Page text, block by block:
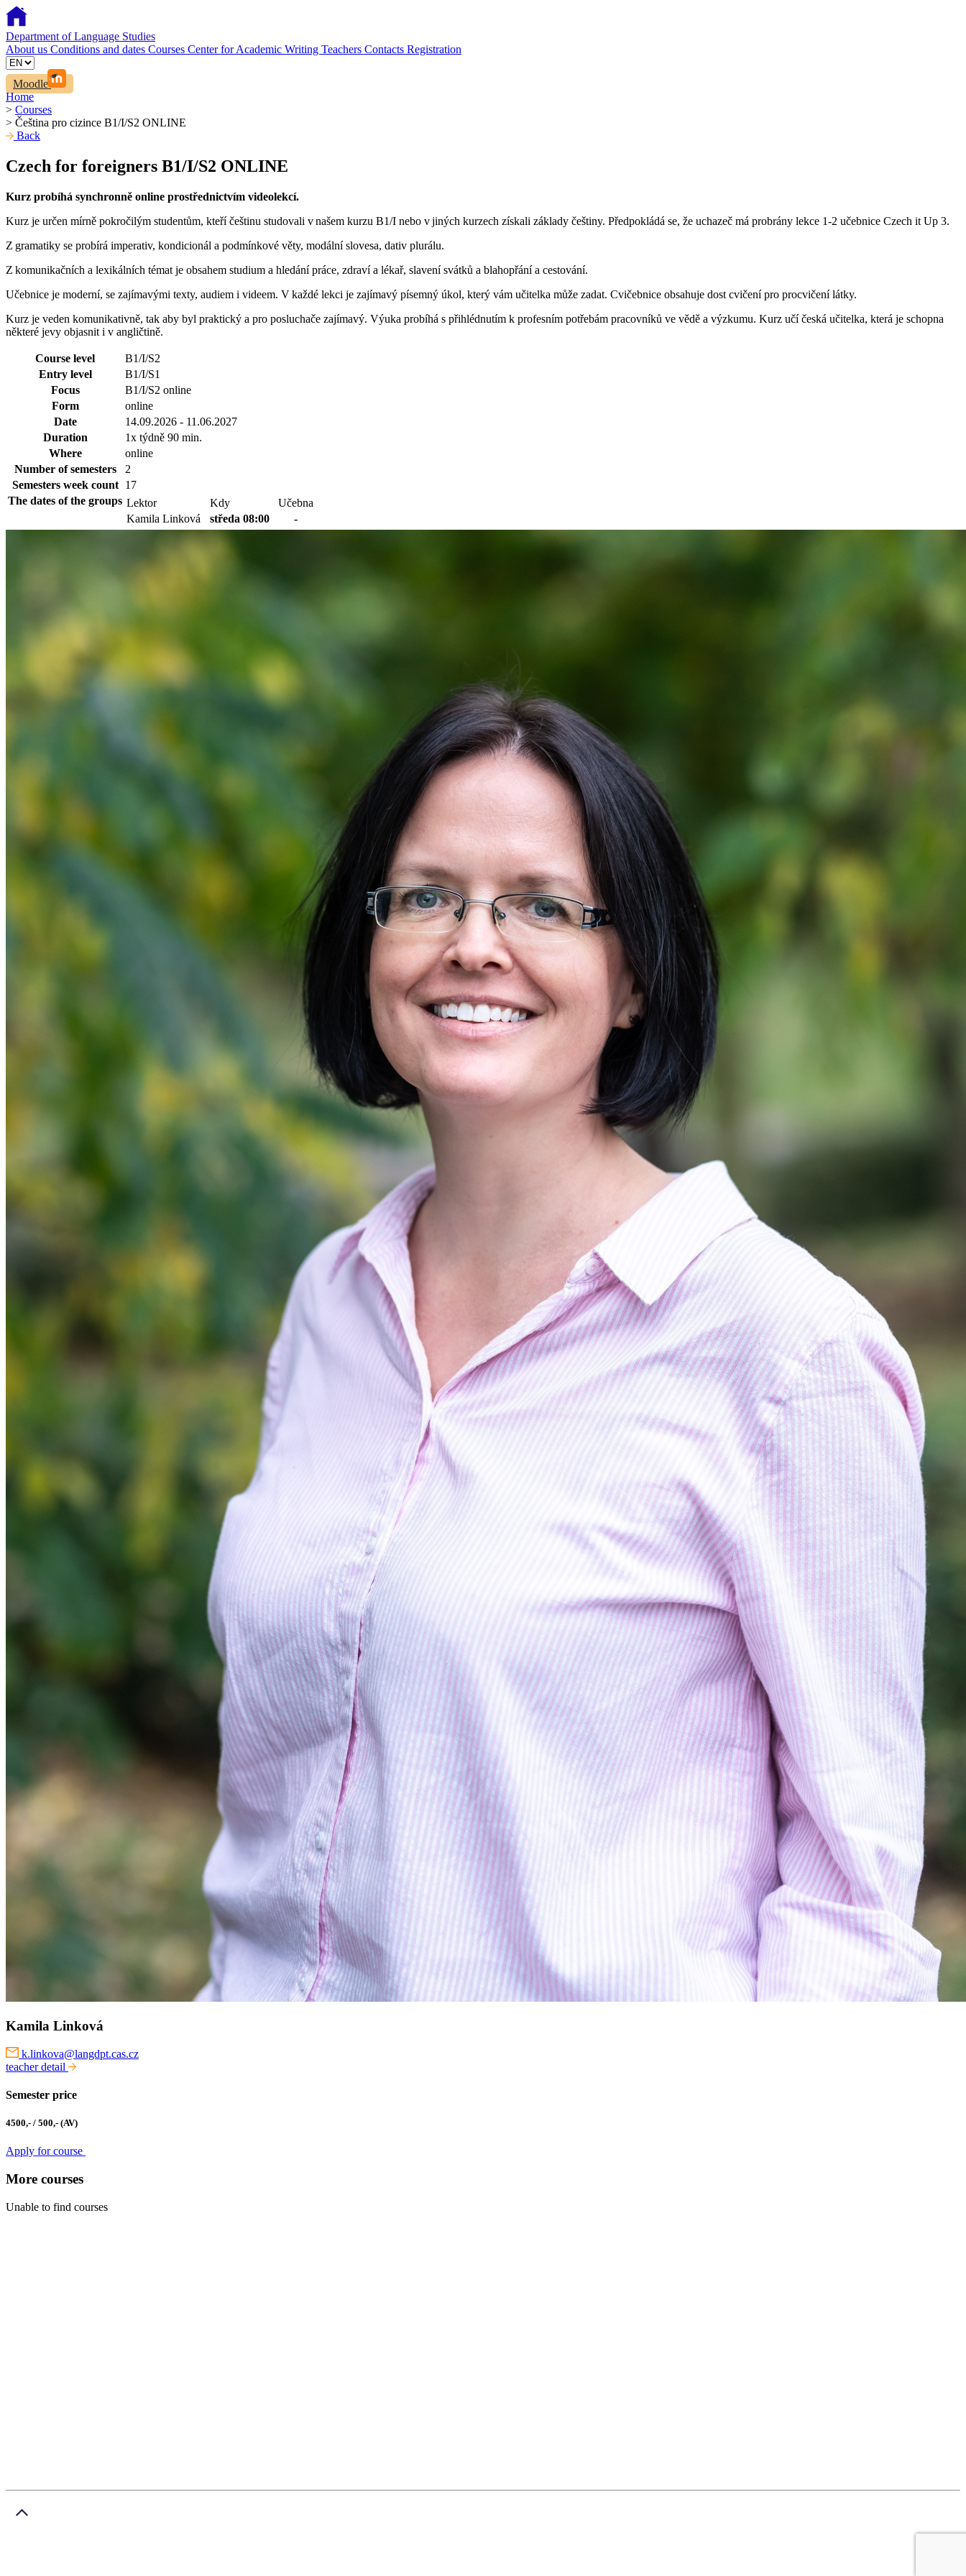
Department of Language Studies
About us Conditions and dates Courses Center for Academic Writing Teachers Contacts Registration
Moodle
Home
> Courses
> Čeština pro cizince B1/I/S2 ONLINE
Back
Czech for foreigners B1/I/S2 ONLINE
Kurz probíhá synchronně online prostřednictvím videolekcí.
Kurz je určen mírně pokročilým studentům, kteří češtinu studovali v našem kurzu B1/I nebo v jiných kurzech získali základy češtiny. Předpokládá se, že uchazeč má probrány lekce 1-2 učebnice Czech it Up 3.
Z gramatiky se probírá imperativ, kondicionál a podmínkové věty, modální slovesa, dativ plurálu.
Z komunikačních a lexikálních témat je obsahem studium a hledání práce, zdraví a lékař, slavení svátků a blahopřání a cestování.
Učebnice je moderní, se zajímavými texty, audiem i videem. V každé lekci je zajímavý písemný úkol, který vám učitelka může zadat. Cvičebnice obsahuje dost cvičení pro procvičení látky.
Kurz je veden komunikativně, tak aby byl praktický a pro posluchače zajímavý. Výuka probíhá s přihlédnutím k profesním potřebám pracovníků ve vědě a výzkumu. Kurz učí česká učitelka, která je schopna
některé jevy objasnit i v angličtině.
Course level
B1/I/S2
Entry level
B1/I/S1
Focus
B1/I/S2 online
Form
online
Date
14.09.2026 - 11.06.2027
Duration
1x týdně 90 min.
Where
online
Number of semesters
2
Semesters week count
17
The dates of the groups Lektor Kdy
Učebna
Kamila Linková
středa 08:00 -
Kamila Linková
k.linkova@langdpt.cas.cz
teacher detail
Semester price
4500,- / 500,- (AV)
Apply for course
More courses
Unable to find courses